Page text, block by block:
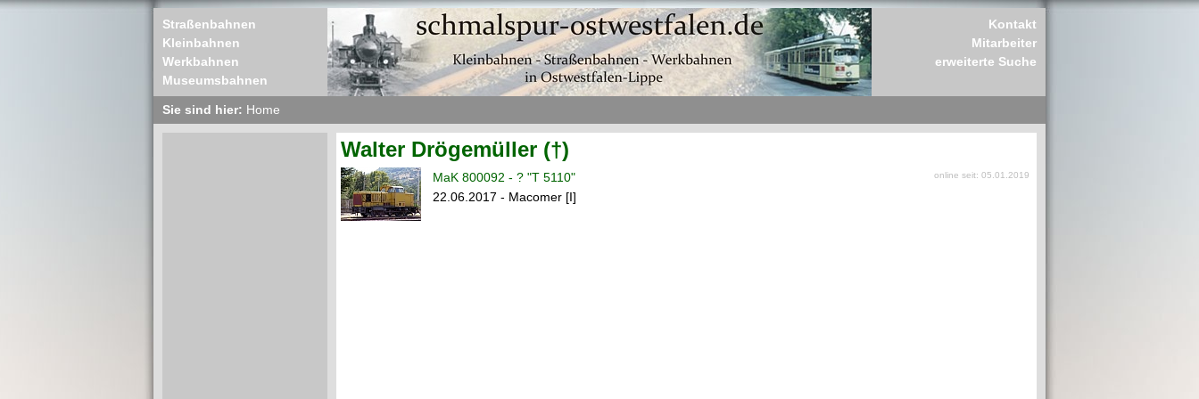
Straßenbahnen
Kleinbahnen
Werkbahnen
Museumsbahnen
Kontakt
Mitarbeiter
erweiterte Suche
Sie sind hier: Home
Walter Drögemüller (†)
MaK 800092 - ? "T 5110" online seit: 05.01.2019
22.06.2017 - Macomer [I]